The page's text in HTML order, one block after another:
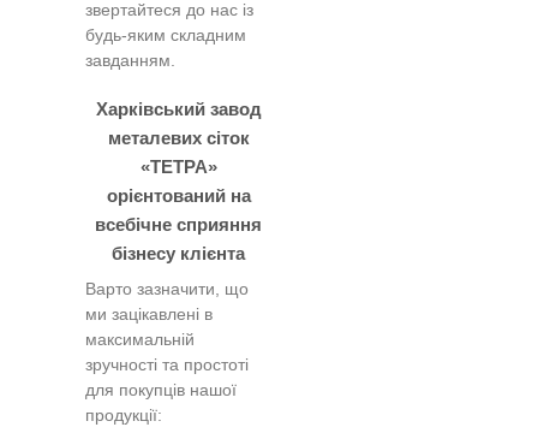
звертайтеся до нас із
будь-яким складним
завданням.
Харківський завод
металевих сіток
«ТЕТРА»
орієнтований на
всебічне сприяння
бізнесу клієнта
Варто зазначити, що
ми зацікавлені в
максимальній
зручності та простоті
для покупців нашої
продукції: